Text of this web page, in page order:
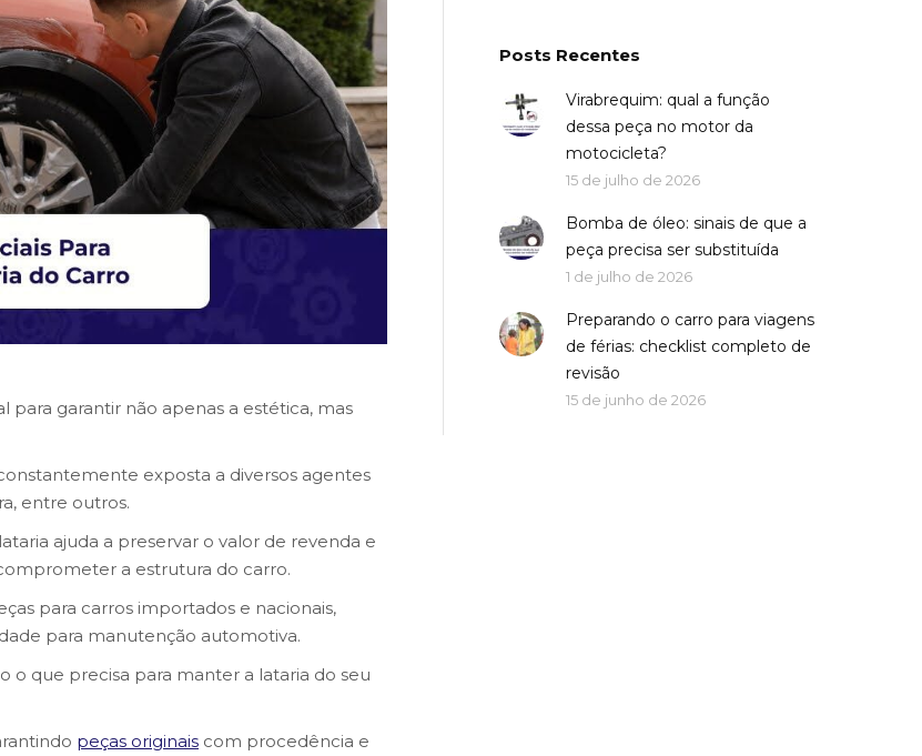
garantir não apenas a estética, mas
exposta a diversos agentes
entre outros.
ajuda a preservar o valor de revenda e
a estrutura do carro.
para carros importados e nacionais,
para manutenção automotiva.
o que precisa para manter a lataria do seu
peças originais com procedência e
Posts Recentes
Virabrequim: qual a função
dessa peça no motor da
motocicleta?
15 de julho de 2026
Bomba de óleo: sinais de que a
peça precisa ser substituída
1 de julho de 2026
Preparando o carro para viagens
de férias: checklist completo de
revisão
15 de junho de 2026